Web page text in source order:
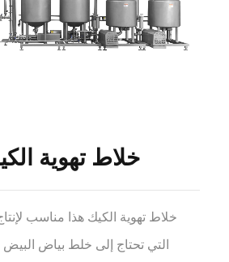
خلاط تهوية
خلاط تهوية الكيك هذا مناسب
التي تحتاج إلى خلط بياض